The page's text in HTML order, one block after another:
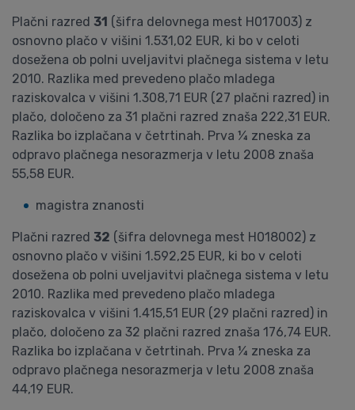
Plačni razred 31 (šifra delovnega mest H017003) z
osnovno plačo v višini 1.531,02 EUR, ki bo v celoti
dosežena ob polni uveljavitvi plačnega sistema v letu
2010. Razlika med prevedeno plačo mladega
raziskovalca v višini 1.308,71 EUR (27 plačni razred) in
plačo, določeno za 31 plačni razred znaša 222,31 EUR.
Razlika bo izplačana v četrtinah. Prva ¼ zneska za
odpravo plačnega nesorazmerja v letu 2008 znaša
55,58 EUR.
magistra znanosti
Plačni razred 32 (šifra delovnega mest H018002) z
osnovno plačo v višini 1.592,25 EUR, ki bo v celoti
dosežena ob polni uveljavitvi plačnega sistema v letu
2010. Razlika med prevedeno plačo mladega
raziskovalca v višini 1.415,51 EUR (29 plačni razred) in
plačo, določeno za 32 plačni razred znaša 176,74 EUR.
Razlika bo izplačana v četrtinah. Prva ¼ zneska za
odpravo plačnega nesorazmerja v letu 2008 znaša
44,19 EUR.